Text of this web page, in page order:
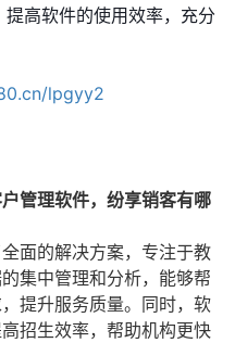
高软件的使用效率，充分
lpgyy2
管理软件，纷享销客有哪
面的解决方案，专注于教
集中管理和分析，能够帮
提升服务质量。同时，软
招生效率，帮助机构更快